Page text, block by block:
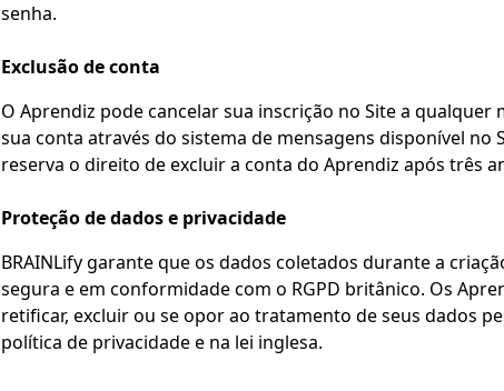
senha.
Exclusão de conta
O Aprendiz pode cancelar sua inscrição no Site a
sua conta através do sistema de mensagens disponível no
reserva o direito de excluir a conta do Aprendiz após três
Proteção de dados e privacidade
BRAINLify garante que os dados coletados durante a
segura e em conformidade com o RGPD britânico. Os
retificar, excluir ou se opor ao tratamento de seus dados
política de privacidade e na lei inglesa.